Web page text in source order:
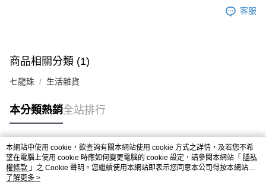
客服
商品相關分類 (1)
七龍珠 生活雜貨
本分類熱銷全站排行
熱門標籤
本網站中使用 cookie，欲查詢有關本網站使用 cookie 方式之詳情，及若您不希
望在電腦上使用 cookie 時應如何變更電腦的 cookie 設定，請參閱本網站「 隱私
權條款 」之 Cookie 聲明。您繼續使用本網站即表示您同意本公司得按本網站使
用條款之 Cookie 聲明使用 cookie。
了解更多 >